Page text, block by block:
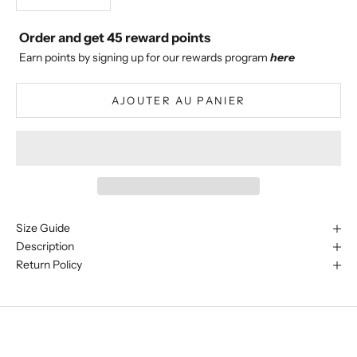
Order and get45 reward points
Earn points by signing up for our rewards program here
AJOUTER AU PANIER
Size Guide
Description
Return Policy